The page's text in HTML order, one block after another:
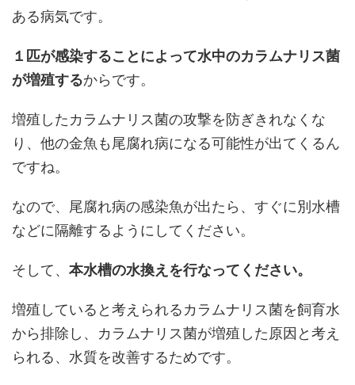
ある病気です。
１匹が感染することによって水中のカラムナリス菌
が増殖するからです。
増殖したカラムナリス菌の攻撃を防ぎきれなくな
り、他の金魚も尾腐れ病になる可能性が出てくるん
ですね。
なので、尾腐れ病の感染魚が出たら、すぐに別水槽
などに隔離するようにしてください。
そして、 本水槽の水換えを行なってください。
増殖していると考えられるカラムナリス菌を飼育水
から排除し、カラムナリス菌が増殖した原因と考え
られる、水質を改善するためです。